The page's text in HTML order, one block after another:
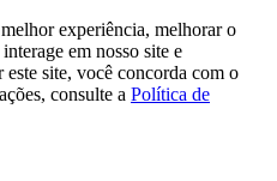
experiência, melhorar o
em nosso site e
site, você concorda com o
consulte a Política de